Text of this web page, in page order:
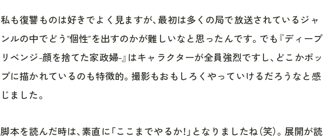
私も復讐ものは好きでよく見ますが、最初は多くの局で放送されているジャ
ンルの中でどう“個性”を出すのかが難しいなと思ったんです。でも『ディープ
リベンジ-顔を捨てた家政婦-』はキャラクターが全員強烈ですし、どこかポッ
プに描かれているのも特徴的。撮影もおもしろくやっていけるだろうなと感
じました。
脚本を読んだ時は、素直に「ここまでやるか！」となりましたね（笑）。展開が読